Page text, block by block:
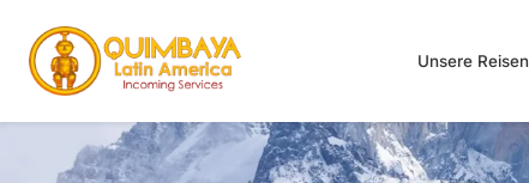
Unsere Reisen